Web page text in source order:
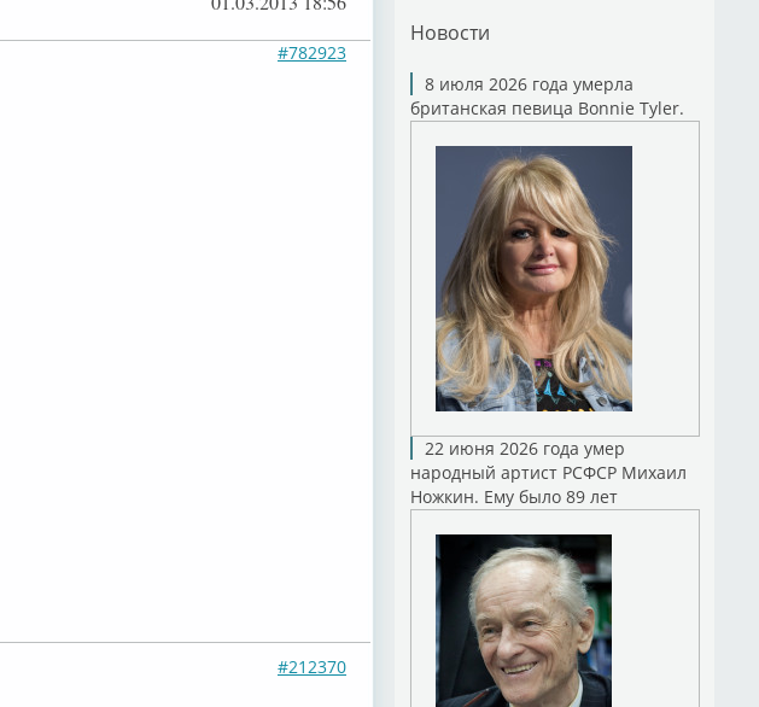
#782923
#212370
Новости
8 июля 2026 года умерла
британская певица Bonnie Tyler.
22 июня 2026 года умер
народный артист РСФСР Михаил
Ножкин. Ему было 89 лет